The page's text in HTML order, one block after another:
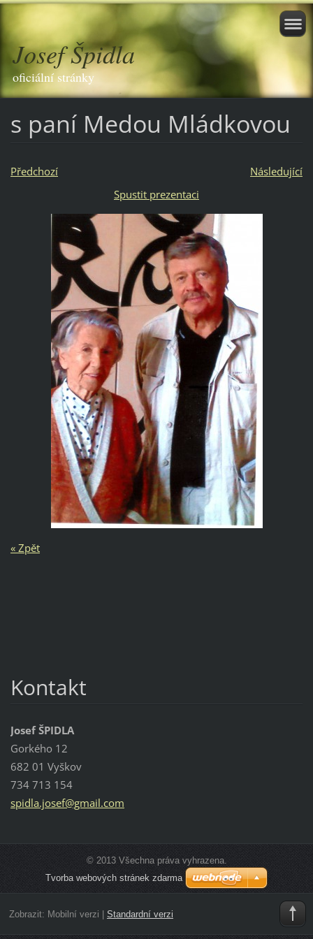
Josef Špidla
oficiální stránky
s paní Medou Mládkovou
Předchozí
Následující
Spustit prezentaci
« Zpět
Kontakt
Josef ŠPIDLA
Gorkého 12
682 01 Vyškov
734 713 154
spidla.josef@gmail.com
© 2013 Všechna práva vyhrazena.
Tvorba webových stránek zdarma
Zobrazit: Mobilní verzi Standardní verzi